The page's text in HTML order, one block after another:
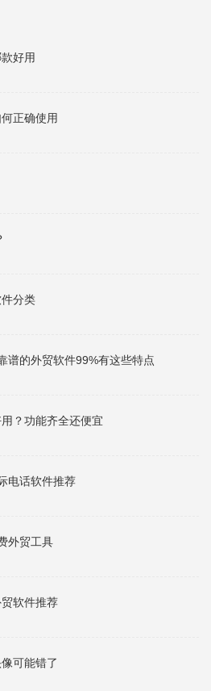
好用
正确使用
分类
谱的外贸软件99%有这些特点
？功能齐全还便宜
电话软件推荐
外贸工具
软件推荐
可能错了